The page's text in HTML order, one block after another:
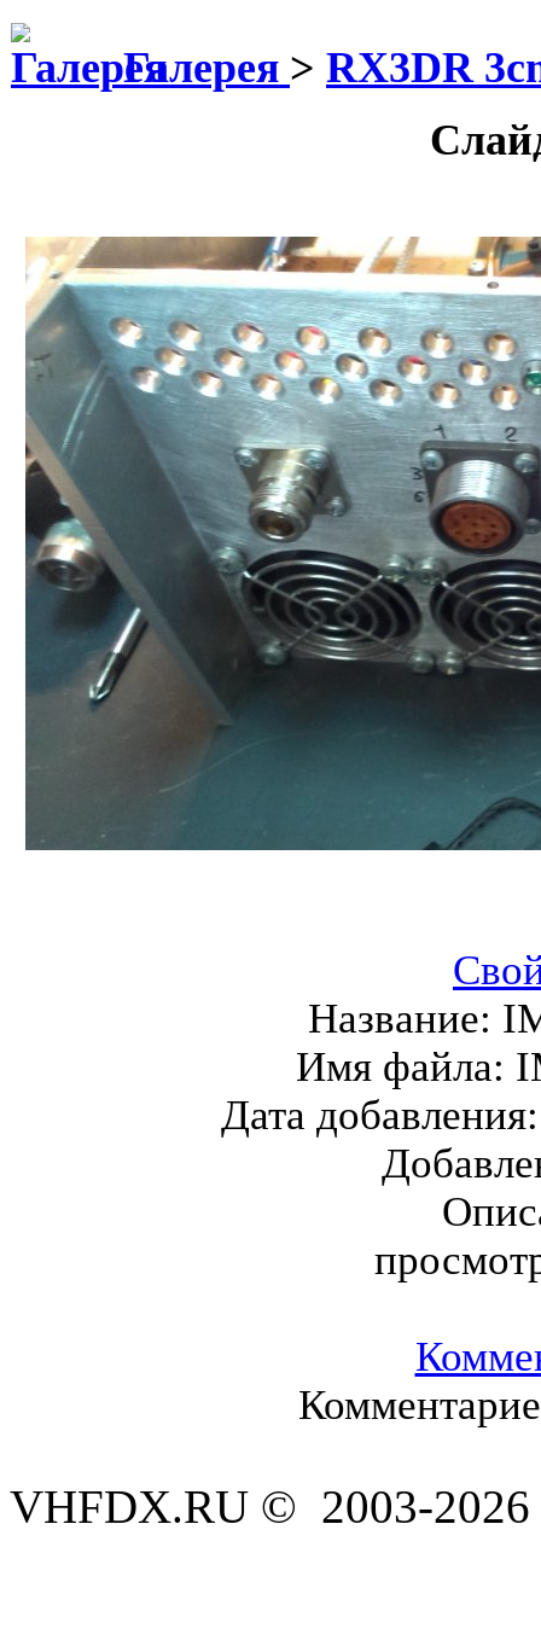
Галерея > RX3DR
Название:
Имя файла:
Дата
VHFDX.RU © 2003-2026